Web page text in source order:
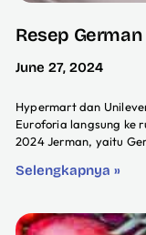
Resep
June 27, 2024
Hypermart dan
Euroforia langsung ke
2024 Jerman, yaitu
Selengkapnya »